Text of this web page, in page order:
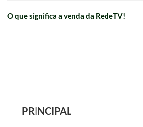
O que significa a venda da RedeTV!
PRINCIPAL